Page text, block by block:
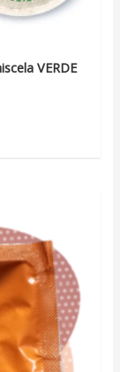
VERDE